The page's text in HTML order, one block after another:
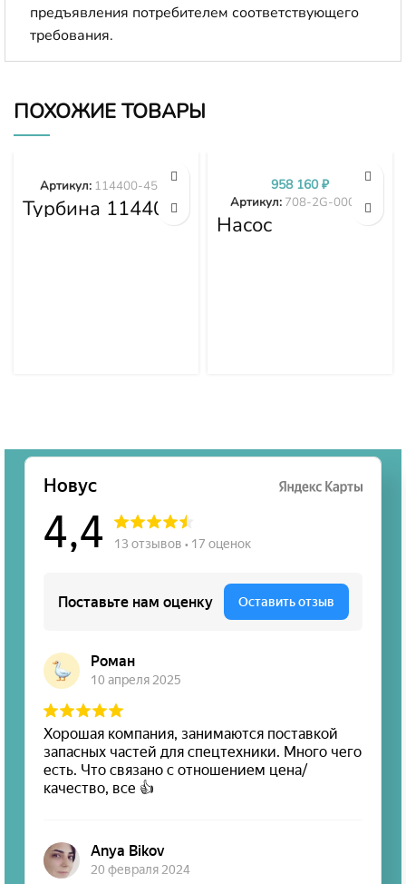
предъявления потребителем соответствующего
требования.
ПОХОЖИЕ ТОВАРЫ
Турбина 114400-
4577
Артикул: 114400-4577
Насос
гидравлики
Артикул: 708-2G-00024
958 160₽